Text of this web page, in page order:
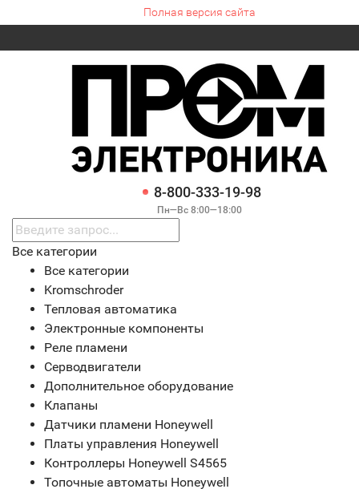
Полная версия сайта
8-800-333-19-98
Пн—Вс 8:00—18:00
Все категории
Все категории
Kromschroder
Тепловая автоматика
Электронные компоненты
Реле пламени
Серводвигатели
Дополнительное оборудование
Клапаны
Датчики пламени Honeywell
Платы управления Honeywell
Контроллеры Honeywell S4565
Топочные автоматы Honeywell